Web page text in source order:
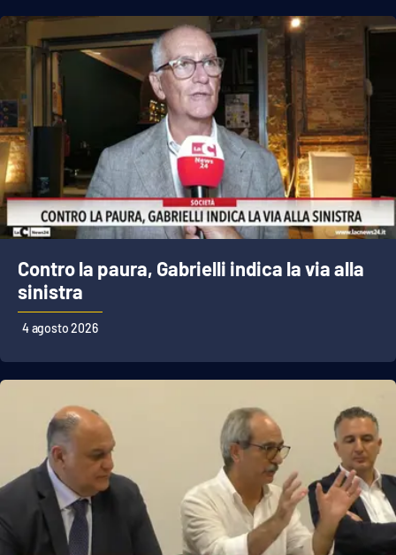
Contro la paura, Gabrielli indica la via alla
sinistra
4 agosto 2026